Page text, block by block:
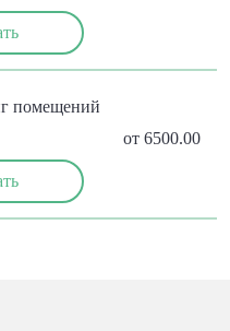
помещений
от 6500.00